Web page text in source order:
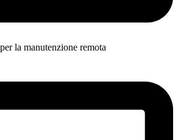
la manutenzione remota